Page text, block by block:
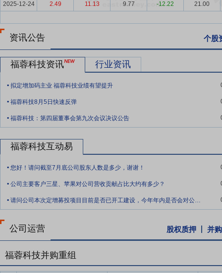
户之间良好的沟通反馈机制，公司通过多年研发和技术积累，在铝制
要点7：生产规模及快速响应优势
通过多年的发展和经验积累，公
公司与知名铝锭原材料生产厂家、供应商以及物流公司建立了良好的
司在生产能力、峰值供货能力、研发和供货周期等方面位于行业前列
要点8：客户资源优势
公司在消费电子产品铝制结构件材料方面深
户，并通过不断降低生产成本、提高产品技术含量来帮助客户降低采
显。
要点9：产品质量优势
公司及子公司通过了质量管理体系（
制体系和质量检验标准。公司品管部按质量控制流程进行严格把关，
要点10： 定制化服务优势
公司在铝合金研发与生产、模具设计、精
量，既取得了行业中先发优势，又增强了客户合作关系的紧密度。
间接持有的该部分股份。
年以现金方式累计分配的利润不少于最近3年实现的年均可分配利润的
2025-12-24
2.49 11.13 9.77 -12.22 21.00
资讯公告 个股
福蓉科技资讯 行业资讯
. 拟定增加码主业 福蓉科技业绩有望提升
. 福蓉科技8月5日快速反弹
. 福蓉科技：第四届董事会第九次会议决议公告
福蓉科技互动易
. 您好！请问截至7月底公司股东人数是多少，谢谢！
. 公司主要客户三星、苹果对公司营收贡献占比大约有多少？
. 请问公司本次定增募投项目目前是否已开工建设，今年年内是否会对公司业绩产生正面影响
公司运营 股权质押 并
福蓉科技并购重组